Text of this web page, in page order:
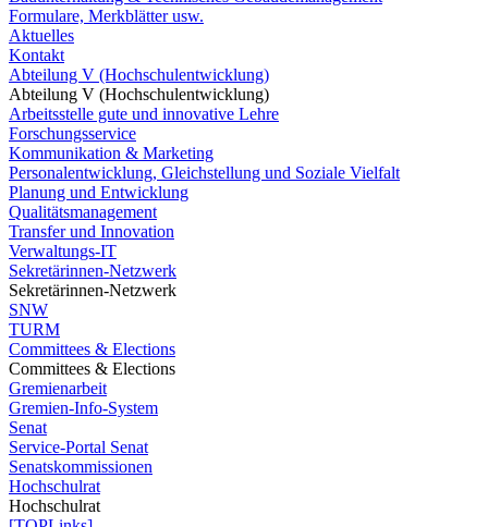
Formulare, Merkblätter usw.
Aktuelles
Kontakt
Abteilung V (Hochschulentwicklung)
Abteilung V (Hochschulentwicklung)
Arbeitsstelle gute und innovative Lehre
Forschungsservice
Kommunikation & Marketing
Personalentwicklung, Gleichstellung und Soziale Vielfalt
Planung und Entwicklung
Qualitätsmanagement
Transfer und Innovation
Verwaltungs-IT
Sekretärinnen-Netzwerk
Sekretärinnen-Netzwerk
SNW
TURM
Committees & Elections
Committees & Elections
Gremienarbeit
Gremien-Info-System
Senat
Service-Portal Senat
Senatskommissionen
Hochschulrat
Hochschulrat